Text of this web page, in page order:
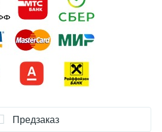
Предзаказ